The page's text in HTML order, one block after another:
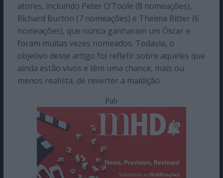
atores, incluindo Peter O’Toole (8 nomeações),
Richard Burton (7 nomeações) e Thelma Ritter (6
nomeações), que nunca ganharam um Óscar e
foram muitas vezes nomeados. Todavia, o
objetivo deste artigo foi refletir sobre aqueles que
ainda estão vivos e têm uma chance, mais ou
menos realista, de reverter a maldição.
Pub